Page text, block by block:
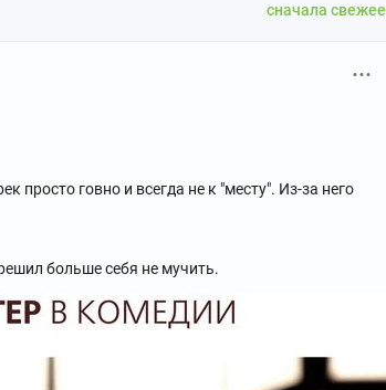
сначала свежее
просто говно и всегда не к "месту". Из-за него
больше себя не мучить.